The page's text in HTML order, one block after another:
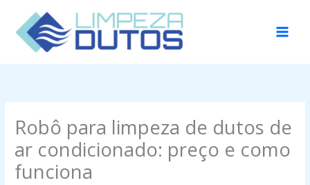
para
Robô para limpeza de dutos de
ar condicionado: preço e como
funciona